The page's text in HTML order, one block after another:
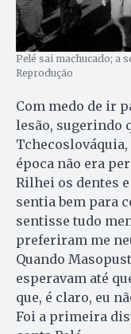
Pelé sai machucado; a
Reprodução
Com medo de ir
lesão, sugerindo
Tchecoslováquia,
época não era
Rilhei os dentes
sentia bem para
sentisse tudo
preferiram me
Quando
esperavam até
que, é claro, eu
Foi a primeira